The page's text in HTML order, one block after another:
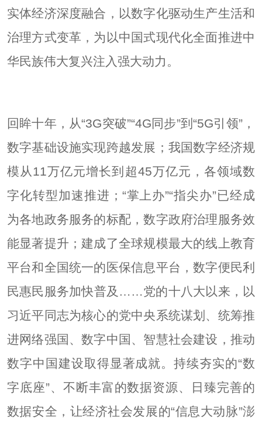
实体经济深度融合，以数字化驱动生产生活和
治理方式变革，为以中国式现代化全面推进中
华民族伟大复兴注入强大动力。
回眸十年，从“3G突破”“4G同步”到“5G引领”，
数字基础设施实现跨越发展；我国数字经济规
模从11万亿元增长到超45万亿元，各领域数
字化转型加速推进；“掌上办”“指尖办”已经成
为各地政务服务的标配，数字政府治理服务效
能显著提升；建成了全球规模最大的线上教育
平台和全国统一的医保信息平台，数字便民利
民惠民服务加快普及……党的十八大以来，以
习近平同志为核心的党中央系统谋划、统筹推
进网络强国、数字中国、智慧社会建设，推动
数字中国建设取得显著成就。持续夯实的“数
字底座”、不断丰富的数据资源、日臻完善的
数据安全，让经济社会发展的“信息大动脉”澎